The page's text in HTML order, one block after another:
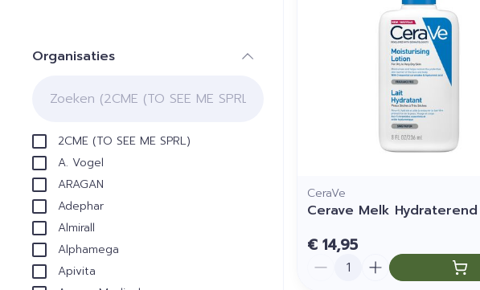
Organisaties
2CME (TO SEE ME SPRL)
A. Vogel
ARAGAN
Adephar
Almirall
Alphamega
Apivita
CeraVe
Cerave Melk
€ 14,95
Aantal